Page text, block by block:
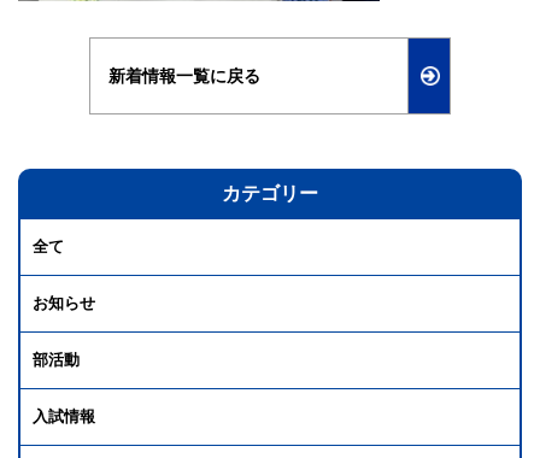
新着情報一覧に戻る
カテゴリー
全て
お知らせ
部活動
入試情報